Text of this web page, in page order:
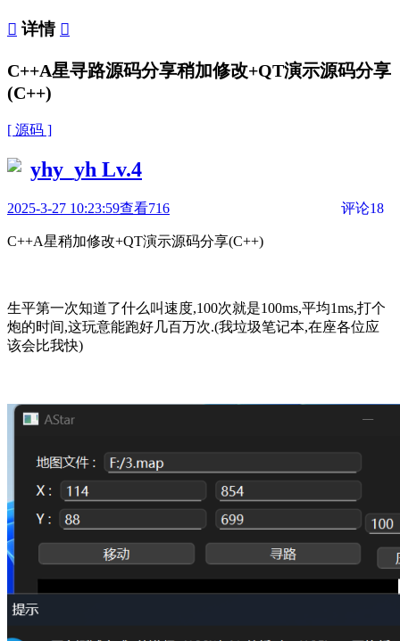
 详情 
C++A星寻路源码分享稍加修改+QT演示源码分享
(C++)
[ 源码 ]
yhy_yh Lv.4
2025-3-27 10:23:59查看716 评论18
C++A星稍加修改+QT演示源码分享(C++)
生平第一次知道了什么叫速度,100次就是100ms,平均1ms,打个
炮的时间,这玩意能跑好几百万次.(我垃圾笔记本,在座各位应
该会比我快)